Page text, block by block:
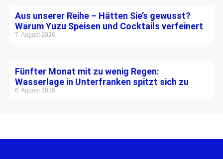
Aus unserer Reihe – Hätten Sie’s gewusst?
Warum Yuzu Speisen und Cocktails verfeinert
7. August 2026
Fünfter Monat mit zu wenig Regen:
Wasserlage in Unterfranken spitzt sich zu
6. August 2026